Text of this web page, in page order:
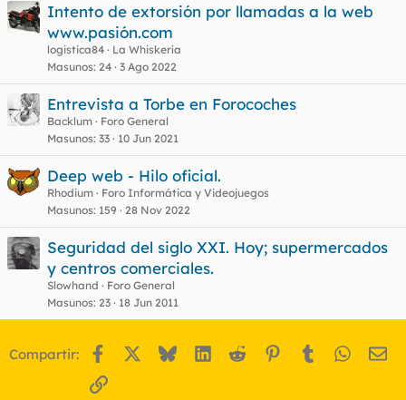
Intento de extorsión por llamadas a la web
www.pasión.com
logistica84
La Whiskería
Masunos 24 3 Ago 2022
Entrevista a Torbe en Forocoches
Backlum
Foro General
Masunos 33 10 Jun 2021
Deep web - Hilo oficial.
Rhodium
Foro Informática y Videojuegos
Masunos 159 28 Nov 2022
Seguridad del siglo XXI. Hoy; supermercados
y centros comerciales.
Slowhand
Foro General
Masunos 23 18 Jun 2011
Compartir: Facebook BlueskyLinkedIn
Reddit Pinterest
Tumblr
Enlace